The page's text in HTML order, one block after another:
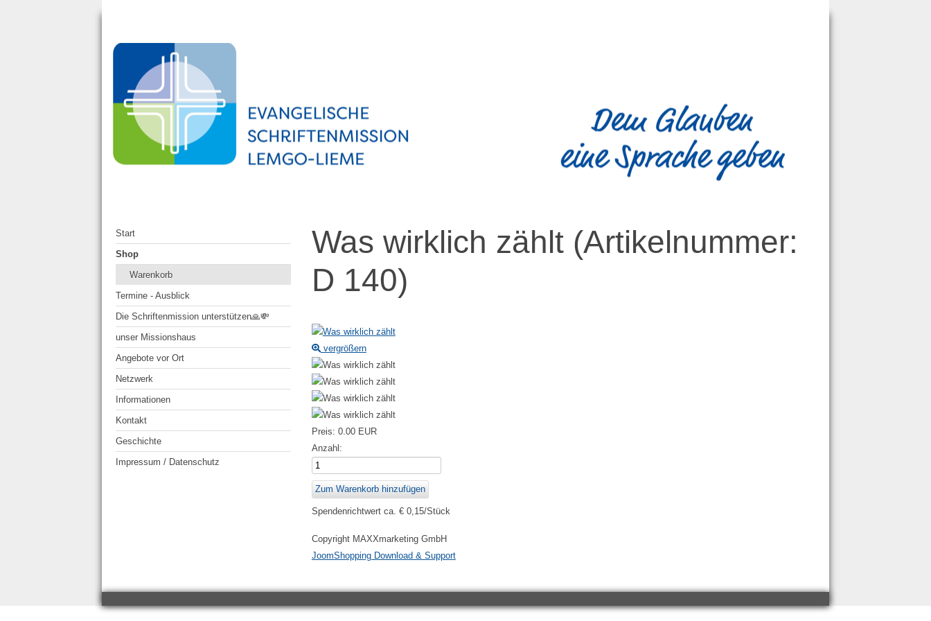
Start
Shop
Warenkorb
Termine - Ausblick
Die Schriftenmission unterstützen🙏💸
unser Missionshaus
Angebote vor Ort
Netzwerk
Informationen
Kontakt
Geschichte
Impressum / Datenschutz
Was wirklich zählt (Artikelnummer:
D 140)
vergrößern
Preis: 0.00 EUR
Anzahl:
Spendenrichtwert ca. € 0,15/Stück
Copyright MAXXmarketing GmbH
JoomShopping Download & Support